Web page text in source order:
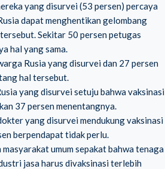
yang disurvei (53 persen) percaya
dapat menghentikan gelombang
Sekitar 50 persen petugas
hal yang sama.
Rusia yang disurvei dan 27 persen
hal tersebut.
yang disurvei setuju bahwa vaksinasi
37 persen menentangnya.
yang disurvei mendukung vaksinasi
berpendapat tidak perlu.
masyarakat umum sepakat bahwa tenaga
jasa harus divaksinasi terlebih